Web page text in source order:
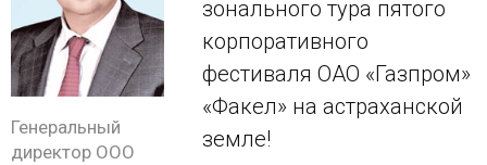
Генеральный
директор ООО
зонального тура пятого
корпоративного
фестиваля ОАО «Газпром»
«Факел» на астраханской
земле!